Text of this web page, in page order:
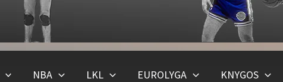
NBA LKL EUROLYGA KNYGOS